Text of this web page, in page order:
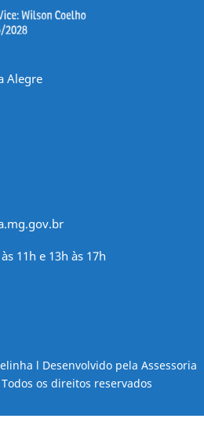
Alegre
11h e 13h às 17h
l Desenvolvido pela Assessoria
os direitos reservados